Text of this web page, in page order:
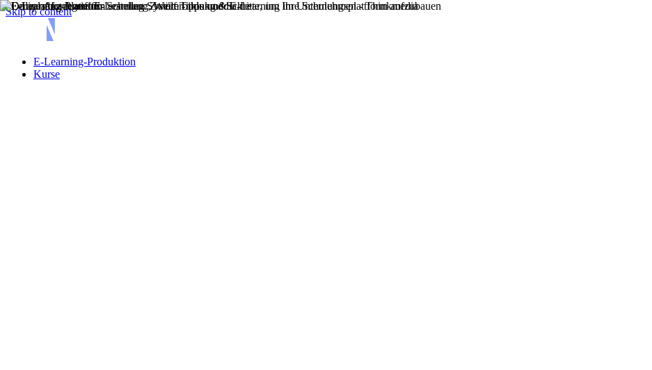
Skip to content
E-Learning-Produktion
Kurse